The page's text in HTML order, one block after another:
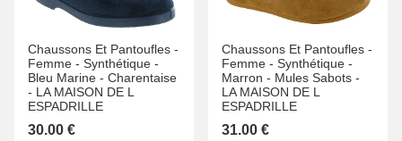
Chaussons Et Pantoufles -
Femme - Synthétique -
Bleu Marine - Charentaise
- LA MAISON DE L
ESPADRILLE
30.00 €
Chaussons Et Pantoufles -
Femme - Synthétique -
Marron - Mules Sabots -
LA MAISON DE L
ESPADRILLE
31.00 €